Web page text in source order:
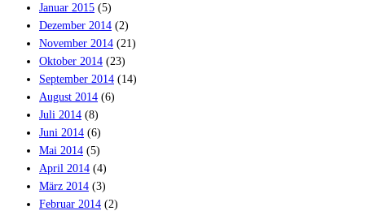
Januar 2015 (5)
Dezember 2014 (2)
November 2014 (21)
Oktober 2014 (23)
September 2014 (14)
August 2014 (6)
Juli 2014 (8)
Juni 2014 (6)
Mai 2014 (5)
April 2014 (4)
März 2014 (3)
Februar 2014 (2)